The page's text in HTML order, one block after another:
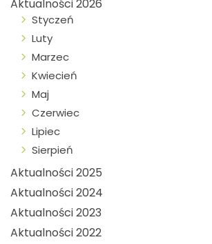
Aktualności 2026
Styczeń
Luty
Marzec
Kwiecień
Maj
Czerwiec
Lipiec
Sierpień
Aktualności 2025
Aktualności 2024
Aktualności 2023
Aktualności 2022